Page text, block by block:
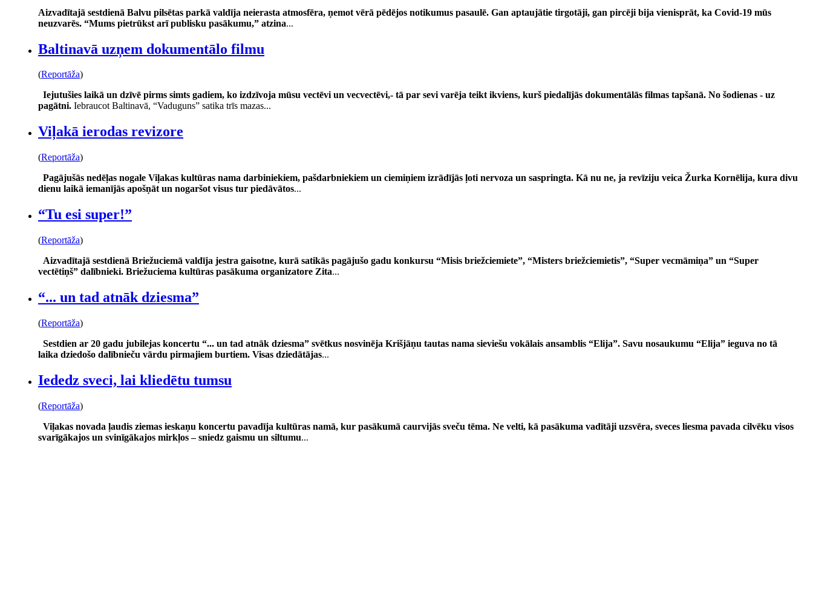
Aizvadītajā sestdienā Balvu pilsētas parkā valdīja neierasta atmosfēra, ņemot vērā pēdējos notikumus pasaulē. Gan aptaujātie tirgotāji, gan pircēji bija vienisprāt, ka Covid-19 mūs
neuzvarēs. “Mums pietrūkst arī publisku pasākumu,” atzina...
Baltinavā uzņem dokumentālo filmu
(Reportāža)
Iejutušies laikā un dzīvē pirms simts gadiem, ko izdzīvoja mūsu vectēvi un vecvectēvi,- tā par sevi varēja teikt ikviens, kurš piedalījās dokumentālās filmas tapšanā. No šodienas - uz
pagātni. Iebraucot Baltinavā, “Vaduguns” satika trīs mazas...
Viļakā ierodas revizore
(Reportāža)
Pagājušās nedēļas nogale Viļakas kultūras nama darbiniekiem, pašdarbniekiem un ciemiņiem izrādījās ļoti nervoza un saspringta. Kā nu ne, ja revīziju veica Žurka Kornēlija, kura divu
dienu laikā iemanījās apošņāt un nogaršot visus tur piedāvātos...
“Tu esi super!”
(Reportāža)
Aizvadītajā sestdienā Briežuciemā valdīja jestra gaisotne, kurā satikās pagājušo gadu konkursu “Misis briežciemiete”, “Misters briežciemietis”, “Super vecmāmiņa” un “Super
vectētiņš” dalībnieki. Briežuciema kultūras pasākuma organizatore Zita...
“... un tad atnāk dziesma”
(Reportāža)
Sestdien ar 20 gadu jubilejas koncertu “... un tad atnāk dziesma” svētkus nosvinēja Krišjāņu tautas nama sieviešu vokālais ansamblis “Elija”. Savu nosaukumu “Elija” ieguva no tā
laika dziedošo dalībnieču vārdu pirmajiem burtiem. Visas dziedātājas...
Iededz sveci, lai kliedētu tumsu
(Reportāža)
Viļakas novada ļaudis ziemas ieskaņu koncertu pavadīja kultūras namā, kur pasākumā caurvijās sveču tēma. Ne velti, kā pasākuma vadītāji uzsvēra, sveces liesma pavada cilvēku visos
svarīgākajos un svinīgākajos mirkļos – sniedz gaismu un siltumu...